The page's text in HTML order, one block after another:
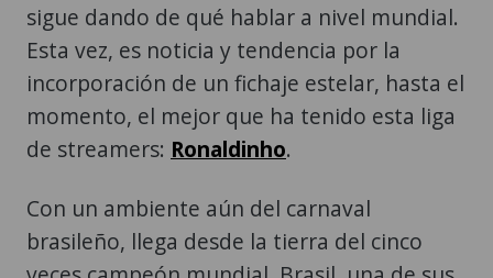
sigue dando de qué hablar a nivel mundial.
Esta vez, es noticia y tendencia por la
incorporación de un fichaje estelar, hasta el
momento, el mejor que ha tenido esta liga
de streamers: Ronaldinho.
Con un ambiente aún del carnaval
brasileño, llega desde la tierra del cinco